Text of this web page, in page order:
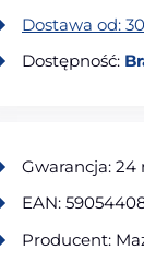
Dostawa od:
Dostępność:
Gwarancja: 24
EAN:
Producent: